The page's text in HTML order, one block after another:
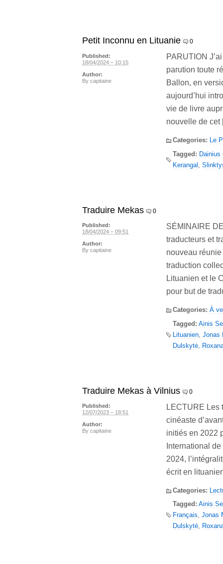
Petit Inconnu en Lituanie 0
PARUTION
parution toute
Ballon, en
aujourd’hui
vie de livre
nouvelle de
Categories: Le
Tagged: Dainius
Kerangal
Published:
18/04/2024 – 10:15
Author:
By capitaine
Traduire Mekas 0
SÉMINAIRE
traducteurs et
nouveau
traduction
Lituanien et le
pour but de
Categories: À
Tagged: Ainis
Lituanien Jonas
Dulskytė
Published:
18/04/2024 – 09:51
Author:
By capitaine
Traduire Mekas à Vilnius 0
LECTURE Les
cinéaste
initiés en 2022
International
2024,
écrit en
Categories:
Tagged: Ainis
Français, Jonas
Dulskyté,
Published:
12/07/2023 – 18:51
Author:
By capitaine